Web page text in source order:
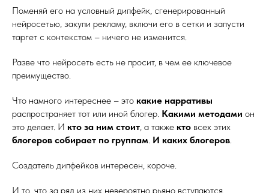
Поменяй его на условный дипфейк, сгенерированный
нейросетью, закупи рекламу, включи его в сетки и запусти
таргет с контекстом – ничего не изменится.
Разве что нейросеть есть не просит, в чем ее ключевое
преимущество.
Что намного интереснее – это какие нарративы
распространяет тот или иной блогер. Какими методами он
это делает. И кто за ним стоит, а также кто всех этих
блогеров собирает по группам. И каких блогеров.
Создатель дипфейков интересен, короче.
И то, что за ряд из них невероятно рьяно вступаются,